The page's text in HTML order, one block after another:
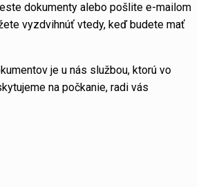
dokumenty alebo pošlite e-mailom
vyzdvihnúť vtedy, keď budete mať
je u nás službou, ktorú vo
na počkanie, radi vás